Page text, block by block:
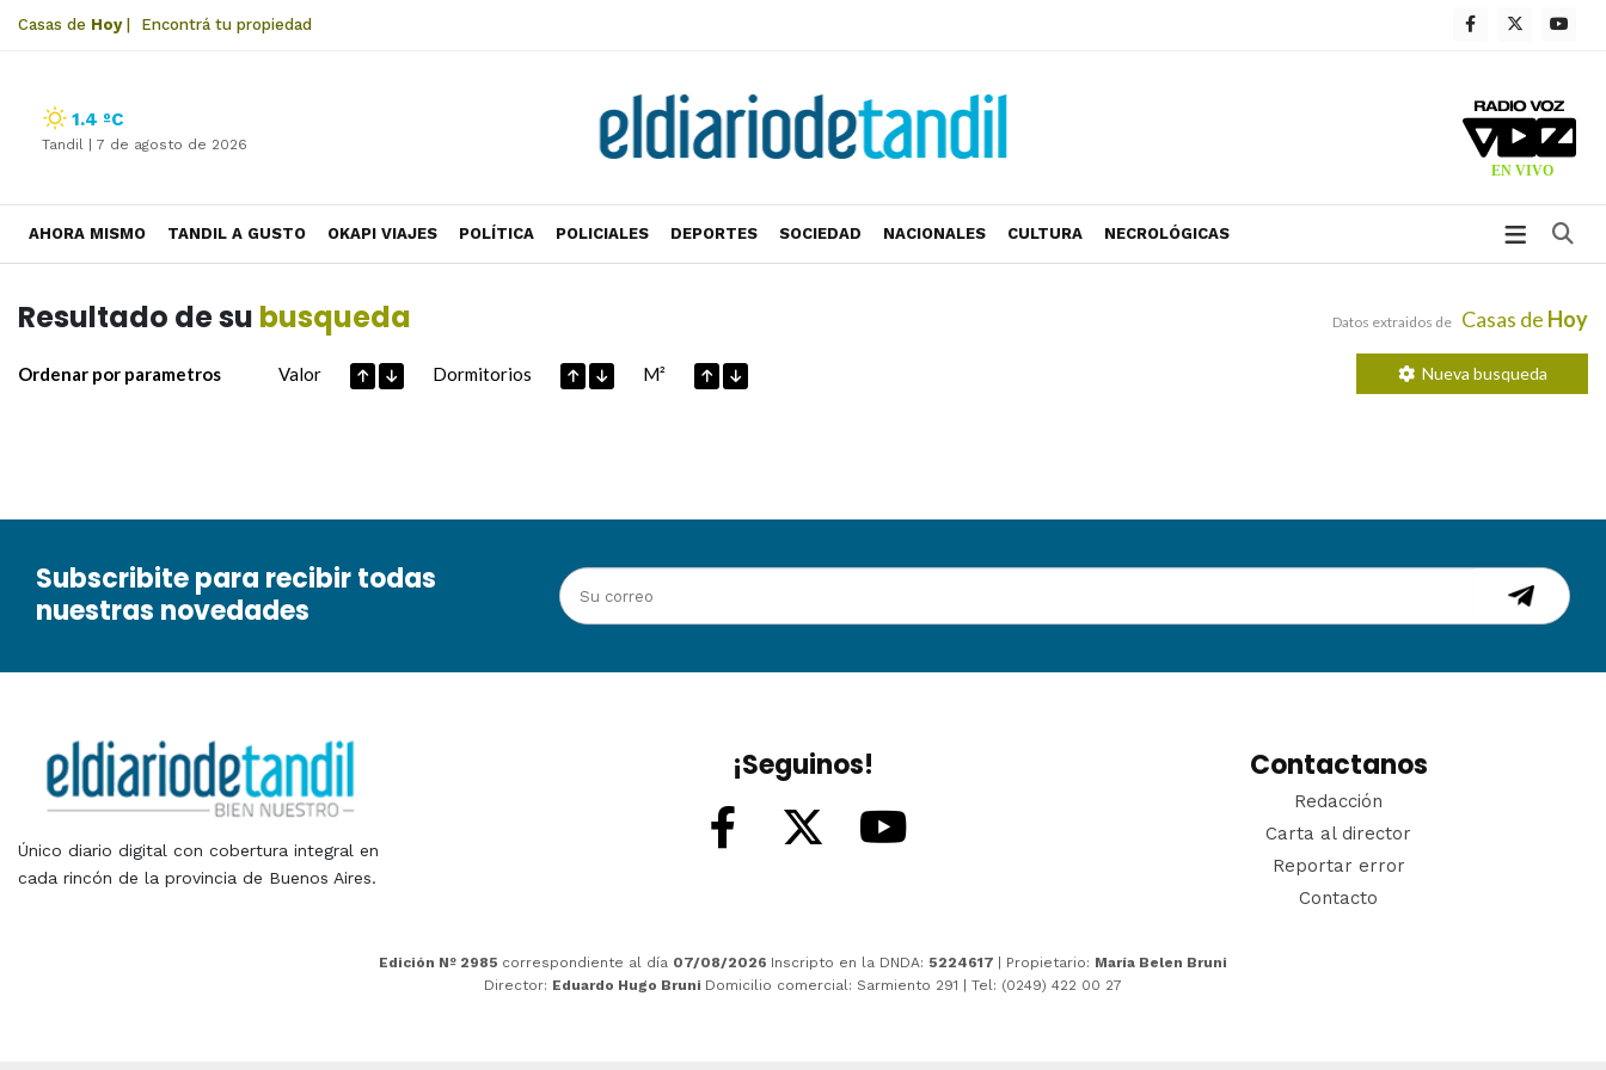
Casas de Hoy| Encontrá tu propiedad
1.4 ºC
Tandil | 7 de agosto de 2026
AHORA MISMO TANDIL A GUSTO OKAPI VIAJES POLÍTICA POLICIALES DEPORTES SOCIEDAD NACIONALES CULTURA NECROLÓGICAS
Resultado de su busqueda Datos extraidos de Casas de Hoy
Ordenar por parametros Valor Dormitorios M² Nueva busqueda
Subscribite para recibir todas
nuestras novedades
Único diario digital con cobertura integral en
cada rincón de la provincia de Buenos Aires.
¡Seguinos! Contactanos
Redacción
Carta al director
Reportar error
Contacto
Edición Nº 2985 correspondiente al día 07/08/2026 Inscripto en la DNDA: 5224617 | Propietario: María Belen Bruni
Director: Eduardo Hugo Bruni Domicilio comercial: Sarmiento 291 | Tel: (0249) 422 00 27